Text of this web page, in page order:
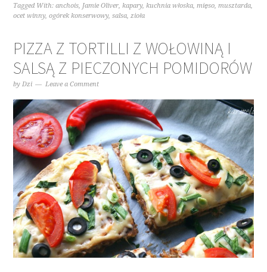
Tagged With:anchois, Jamie Oliver,kapary,kuchnia włoska,mięso,musztarda,
ocet winny,ogórek konserwowy,salsa,zioła
PIZZA Z TORTILLI Z WOŁOWINĄ I
SALSĄ Z PIECZONYCH POMIDORÓW
byDzi Leave a Comment